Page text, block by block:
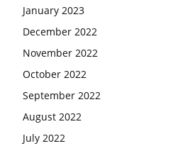
January 2023
December 2022
November 2022
October 2022
September 2022
August 2022
July 2022